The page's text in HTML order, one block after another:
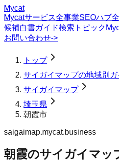
Mycat
Mycatサービス全事業SEOハブ
候補白書ガイド検索トピック
お問い合わせ->
トップ
サイガイマップの地域別ガ
サイガイマップ
埼玉県
朝霞市
saigaimap.mycat.business
朝霞のサイガイマッ